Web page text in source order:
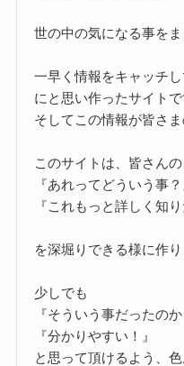
世の中の気になる事を
一早く情報をキャッチ
にと思い作ったサイトで
そしてこの情報が皆さ
このサイトは、皆さんの
『あれってどういう事？
『これもっと詳しく知り
を深堀りできる様に作り
少しでも
『そういう事だったのか
『分かりやすい！』
と思って頂けるよう、